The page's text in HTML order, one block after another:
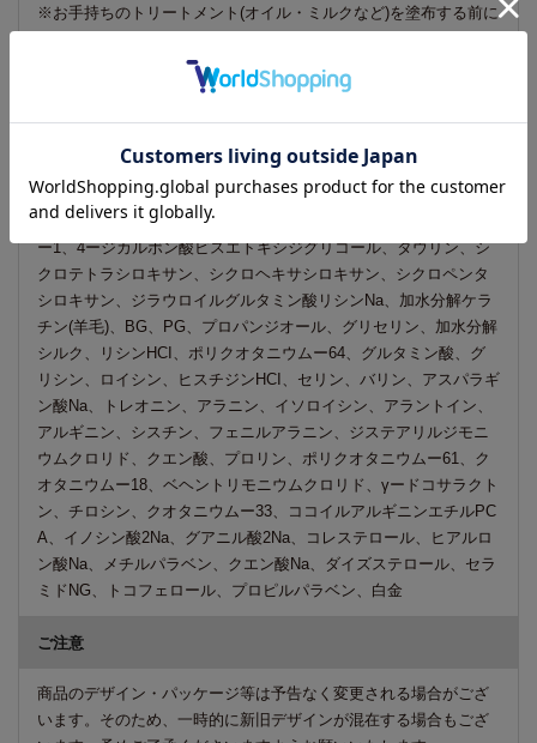
※お手持ちのトリートメント(オイル・ミルクなど)を塗布する前に
デンプン、ポリシリコーンー29、フェノキシエタノール、コカミ
ドプロピルベタイン、香料、PEGー60水添ヒマシ油、安息香酸N
a、塩化Na、イソプロパノール、グリコール酸、シクロヘキサン
ー1、4ージカルボン酸ビスエトキシジグリコール、タウリン、シ
クロテトラシロキサン、シクロヘキサシロキサン、シクロペンタ
シロキサン、ジラウロイルグルタミン酸リシンNa、加水分解ケラ
チン(羊毛)、BG、PG、プロパンジオール、グリセリン、加水分解
シルク、リシンHCI、ポリクオタニウムー64、グルタミン酸、グ
リシン、ロイシン、ヒスチジンHCI、セリン、バリン、アスパラギ
ン酸Na、トレオニン、アラニン、イソロイシン、アラントイン、
アルギニン、シスチン、フェニルアラニン、ジステアリルジモニ
ウムクロリド、クエン酸、プロリン、ポリクオタニウムー61、ク
オタニウムー18、ベヘントリモニウムクロリド、γードコサラクト
ン、チロシン、クオタニウムー33、ココイルアルギニンエチルPC
A、イノシン酸2Na、グアニル酸2Na、コレステロール、ヒアルロ
ン酸Na、メチルパラベン、クエン酸Na、ダイズステロール、セラ
ミドNG、トコフェロール、プロピルパラベン、白金
ご注意
商品のデザイン・パッケージ等は予告なく変更される場合がござ
います。そのため、一時的に新旧デザインが混在する場合もござ